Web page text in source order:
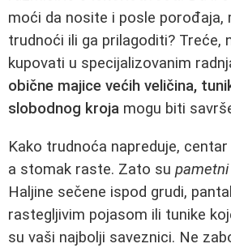
moći da nosite i posle porođaja,
trudnoći ili ga prilagoditi? Treće,
kupovati u specijalizovanim
obične majice većih veličina,
slobodnog kroja mogu biti
Kako trudnoća napreduje,
a stomak raste. Zato su
Haljine sečene ispod grudi,
rastegljivim pojasom ili tunike
su vaši najbolji saveznici. Ne